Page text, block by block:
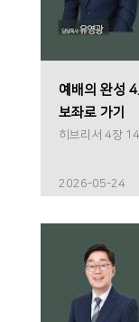
예배의 완성
보좌로 가기
히브리서 4장
2026-05-24